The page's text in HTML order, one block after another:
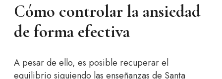
Cómo controlar la ansiedad
de forma efectiva
A pesar de ello, es posible recuperar el
equilibrio siguiendo las enseñanzas de Santa